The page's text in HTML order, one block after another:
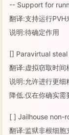
-- Support for
翻译:支持运行PVH
说明:待确定作用
[] Paravirtual
翻译:虚拟窃取时间
说明:允许进行更
降低.仅在你确实需
[ ] Jailhouse non-
翻译:监狱非根细胞